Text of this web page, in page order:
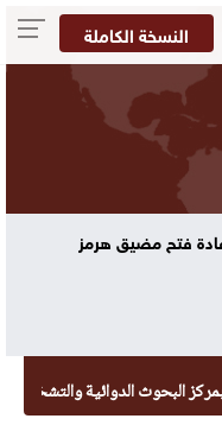
النسخة الكاملة
فتح مضيق هرمز
الدوائية والتشخيصية في